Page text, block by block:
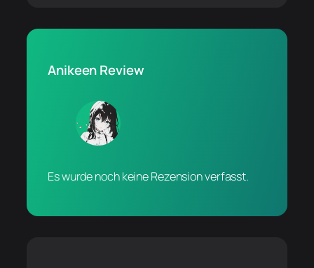
Anikeen Review
Es wurde noch keine Rezension verfasst.